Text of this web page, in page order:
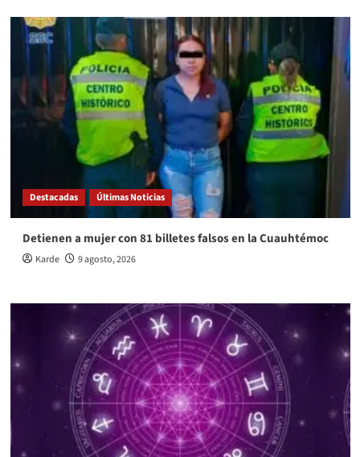
Destacadas Últimas Noticias
Detienen a mujer con 81 billetes falsos en la Cuauhtémoc
Karde 9 agosto, 2026